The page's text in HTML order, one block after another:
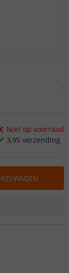
Niet op voorraad
3,95 verzending